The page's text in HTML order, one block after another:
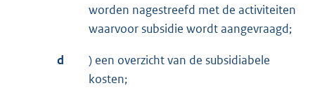
worden nagestreefd met de activiteiten
waarvoor subsidie wordt aangevraagd;
d
) een overzicht van de subsidiabele
kosten;